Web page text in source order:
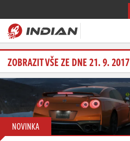
Magazín
Recenze
Soutěže
ZOBRAZIT VŠE ZE DNE 21. 9. 2017
NOVINKA